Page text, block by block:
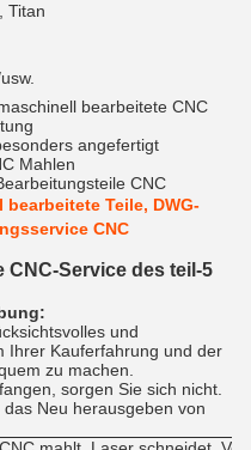
Titan
bearbeitete CNC
angefertigt
Mahlen
CNC
Teile, DWG-
CNC
Service des teil-5
und
Ihrer Kauferfahrung und der
zu machen.
sorgen Sie sich nicht.
Neu herausgeben von